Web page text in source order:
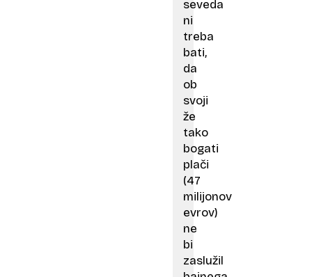
seveda
ni
treba
bati,
da
ob
svoji
že
tako
bogati
plači
(47
milijonov
evrov)
ne
bi
zaslužil